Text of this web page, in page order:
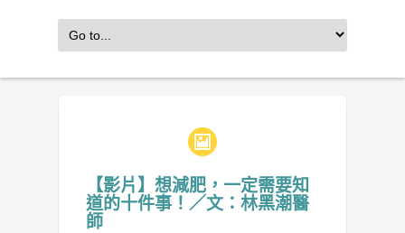
【影片】想減肥，一定需要知
道的十件事！／文：林黑潮醫
師